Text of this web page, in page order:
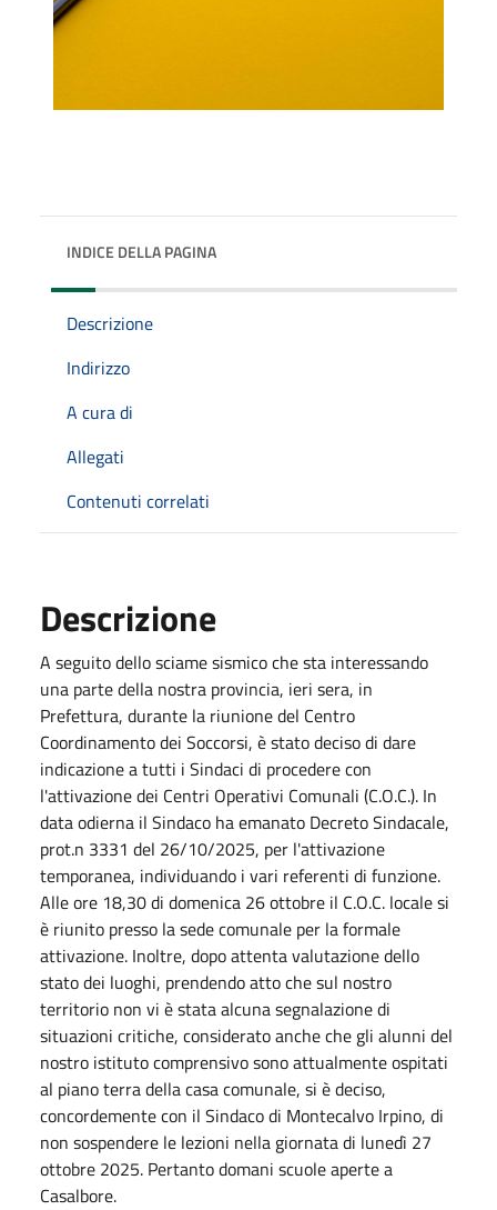
INDICE DELLA PAGINA
Descrizione
Indirizzo
A cura di
Allegati
Contenuti correlati
Descrizione
A seguito dello sciame sismico che sta interessando
una parte della nostra provincia, ieri sera, in
Prefettura, durante la riunione del Centro
Coordinamento dei Soccorsi, è stato deciso di dare
indicazione a tutti i Sindaci di procedere con
l'attivazione dei Centri Operativi Comunali (C.O.C.). In
data odierna il Sindaco ha emanato Decreto Sindacale,
prot.n 3331 del 26/10/2025, per l'attivazione
temporanea, individuando i vari referenti di funzione.
Alle ore 18,30 di domenica 26 ottobre il C.O.C. locale si
è riunito presso la sede comunale per la formale
attivazione. Inoltre, dopo attenta valutazione dello
stato dei luoghi, prendendo atto che sul nostro
territorio non vi è stata alcuna segnalazione di
situazioni critiche, considerato anche che gli alunni del
nostro istituto comprensivo sono attualmente ospitati
al piano terra della casa comunale, si è deciso,
concordemente con il Sindaco di Montecalvo Irpino, di
non sospendere le lezioni nella giornata di lunedì 27
ottobre 2025. Pertanto domani scuole aperte a
Casalbore.